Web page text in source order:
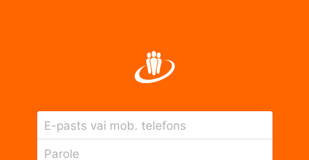
E-pasts vai mob. telefons
Parole